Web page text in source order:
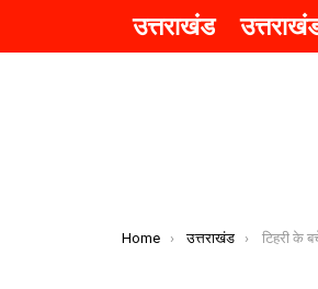
उत्तराखंड
You are here:
Home उत्तराखंड टिहरी के बचेलीखाल में